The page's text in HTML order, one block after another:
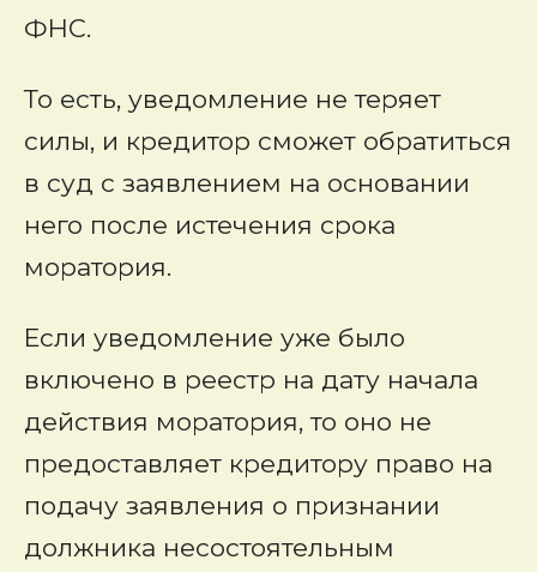
ФНС.
То есть, уведомление не теряет
силы, и кредитор сможет обратиться
в суд с заявлением на основании
него после истечения срока
моратория.
Если уведомление уже было
включено в реестр на дату начала
действия моратория, то оно не
предоставляет кредитору право на
подачу заявления о признании
должника несостоятельным